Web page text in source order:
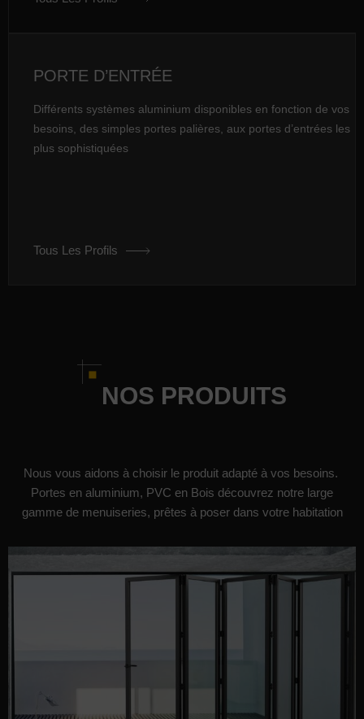
PORTE D’ENTRÉE
Différents systèmes aluminium disponibles en fonction de vos
besoins, des simples portes palières, aux portes d’entrées les
plus sophistiquées
Tous Les Profils
NOS PRODUITS
Nous vous aidons à choisir le produit adapté à vos besoins.
Portes en aluminium, PVC en Bois découvrez notre large
gamme de menuiseries, prêtes à poser dans votre habitation